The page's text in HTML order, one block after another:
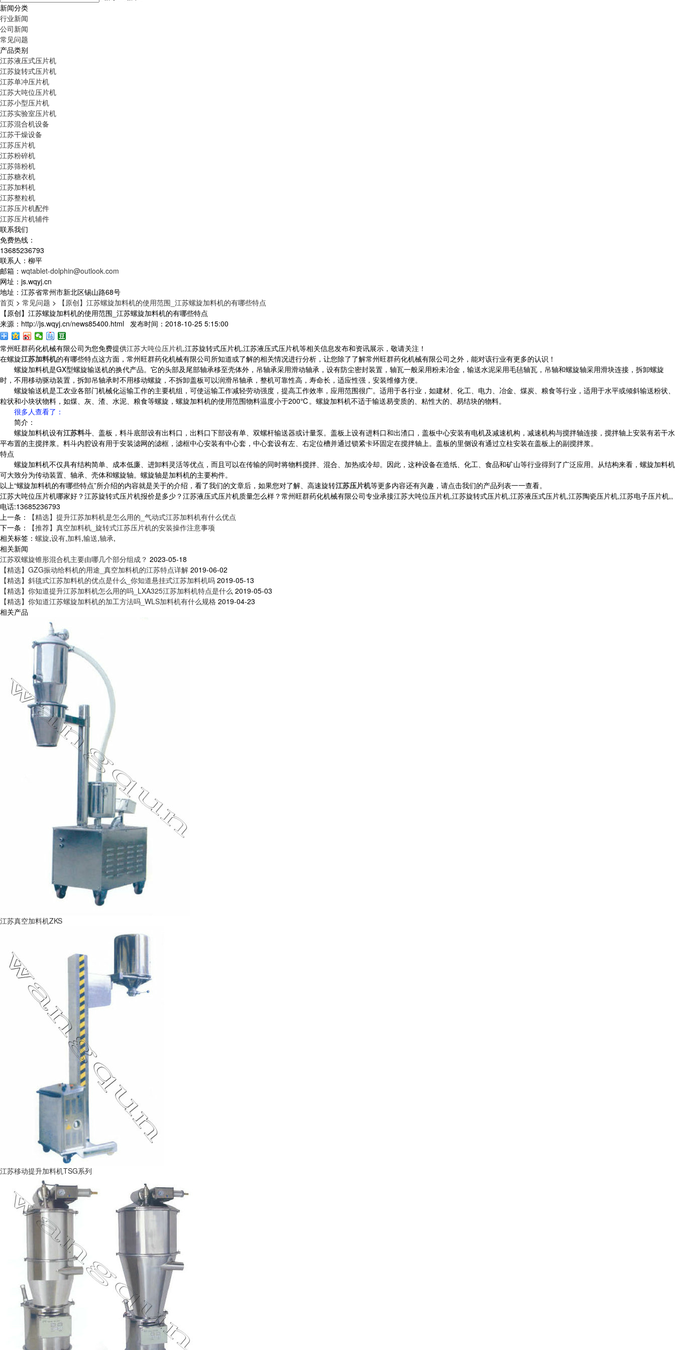
新闻分类
行业新闻
公司新闻
常见问题
产品类别
江苏液压式压片机
江苏旋转式压片机
江苏单冲压片机
江苏大吨位压片机
江苏小型压片机
江苏实验室压片机
江苏混合机设备
江苏干燥设备
江苏压片机
江苏粉碎机
江苏筛粉机
江苏糖衣机
江苏加料机
江苏整粒机
江苏压片机配件
江苏压片机辅件
联系我们
免费热线：
13685236793
联系人：柳平
邮箱： wqtablet-dolphin@outlook.com
网址：js.wqyj.cn
地址：江苏省常州市新北区锡山路68号
首页 > 常见问题 >
【原创】江苏螺旋加料机的使用范围_江苏螺旋加料机的有哪些特点
【原创】江苏螺旋加料机的使用范围_江苏螺旋加料机的有哪些特点
来源：http://js.wqyj.cn/news85400.html 发布时间：2018-10-25 5:15:00
常州旺群药化机械有限公司为您免费提供江苏大吨位压片机,江苏旋转式压片机,江苏液压式压片机等相关信息发布和资讯展示，敬请关注！
在螺旋江苏加料机的有哪些特点这方面，常州旺群药化机械有限公司所知道或了解的相关情况进行分析，让您除了了解常州旺群药化机械有限公司之外，能对该行业有更多的认识！
螺旋加料机是GX型螺旋输送机的换代产品。它的头部及尾部轴承移至壳体外，吊轴承采用滑动轴承，设有防尘密封装置，轴瓦一般采用粉未冶金，输送水泥采用毛毡轴瓦，吊轴和螺旋轴采用滑块连接，拆卸螺旋
时，不用移动驱动装置，拆卸吊轴承时不用移动螺旋，不拆卸盖板可以润滑吊轴承，整机可靠性高，寿命长，适应性强，安装维修方便。
螺旋输送机是工农业各部门机械化运输工作的主要机组，可使运输工作减轻劳动强度，提高工作效率，应用范围很广。适用于各行业，如建材、化工、电力、冶金、煤炭、粮食等行业，适用于水平或倾斜输送粉状、
粒状和小块状物料，如煤、灰、渣、水泥、粮食等螺旋，螺旋加料机的使用范围物料温度小于200℃。螺旋加料机不适于输送易变质的、粘性大的、易结块的物料。
很多人查看了 ：
简介：
螺旋加料机设有江苏料斗、盖板，料斗底部设有出料口，出料口下部设有单、双螺杆输送器或计量泵。盖板上设有进料口和出渣口，盖板中心安装有电机及减速机构，减速机构与搅拌轴连接，搅拌轴上安装有若干水
平布置的主搅拌浆。料斗内腔设有用于安装滤网的滤框，滤框中心安装有中心套，中心套设有左、右定位槽并通过锁紧卡环固定在搅拌轴上。盖板的里侧设有通过立柱安装在盖板上的副搅拌浆。
特点
螺旋加料机不仅具有结构简单、成本低廉、进卸料灵活等优点，而且可以在传输的同时将物料搅拌、混合、加热或冷却。因此，这种设备在造纸、化工、食品和矿山等行业得到了广泛应用。从结构来看，螺旋加料机
可大致分为传动装置、轴承、壳体和螺旋轴。螺旋轴是加料机的主要构件。
以上“螺旋加料机的有哪些特点”所介绍的内容就是关于的介绍，看了我们的文章后，如果您对了解、高速旋转江苏压片机等更多内容还有兴趣，请点击我们的产品列表一一查看。
江苏大吨位压片机哪家好？江苏旋转式压片机报价是多少？江苏液压式压片机质量怎么样？常州旺群药化机械有限公司专业承接江苏大吨位压片机,江苏旋转式压片机,江苏液压式压片机,江苏陶瓷压片机,江苏电子压片机,,
电话:13685236793
上一条：
【精选】提升江苏加料机是怎么用的_气动式江苏加料机有什么优点
下一条：
【推荐】真空加料机_旋转式江苏压片机的安装操作注意事项
相关标签： 螺旋,设有,加料,输送,轴承,
相关新闻
江苏双螺旋锥形混合机主要由哪几个部分组成？ 2023-05-18
【精选】GZG振动给料机的用途_真空加料机的江苏特点详解 2019-06-02
【精选】斜毯式江苏加料机的优点是什么_你知道悬挂式江苏加料机吗 2019-05-13
【精选】你知道提升江苏加料机怎么用的吗_LXA325江苏加料机特点是什么 2019-05-03
【精选】你知道江苏螺旋加料机的加工方法吗_WLS加料机有什么规格 2019-04-23
相关产品
江苏真空加料机ZKS
江苏移动提升加料机TSG系列